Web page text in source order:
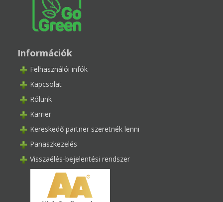
Információk
Felhasználói infók
Kapcsolat
Rólunk
Karrier
Kereskedő partner szeretnék lenni
Panaszkezelés
Visszaélés-bejelentési rendszer